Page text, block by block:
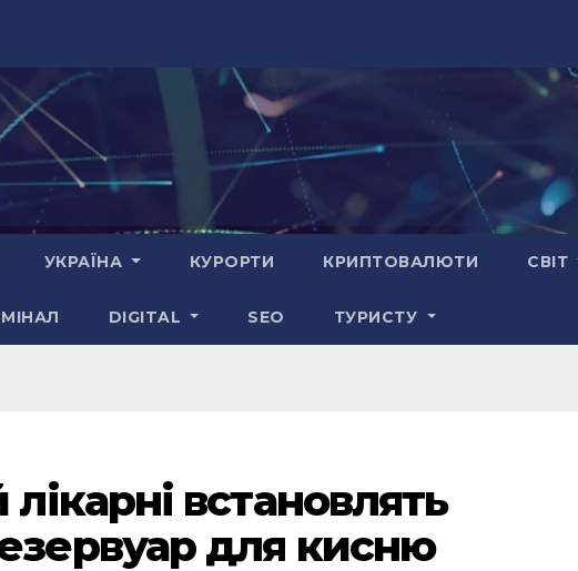
УКРАЇНА КУРОРТИ КРИПТОВАЛЮТИ СВІТ
DIGITAL SEO ТУРИСТУ
встановлять
для кисню